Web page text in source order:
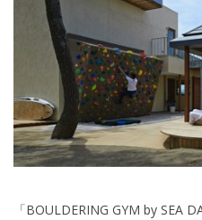
「BOULDERING GYM by SEA